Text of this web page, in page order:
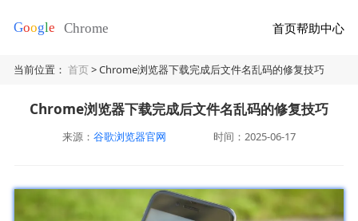
首页帮助中心
当前位置：首页> Chrome浏览器下载完成后文件名乱码的修复技巧
Chrome浏览器下载完成后文件名乱码的修复技巧
来源： 谷歌浏览器官网 时间：2025-06-17